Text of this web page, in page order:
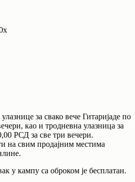
за свако вече Гитаријаде по
као и тродневна улазница за
РСД за све три вечери.
на свим продајним местима
у кампу са оброком је бесплатан.